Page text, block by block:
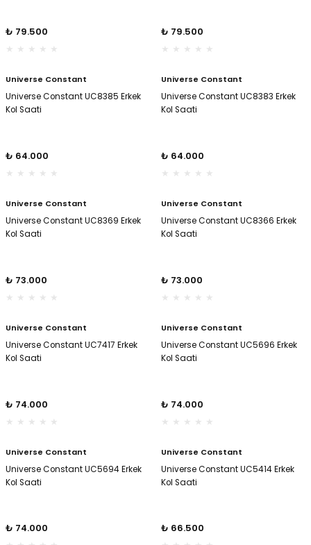
₺ 79.500 ₺ 79.500
Universe Constant
Universe Constant UC8385 Erkek
Kol Saati
₺ 64.000
Universe Constant
Universe Constant UC8383 Erkek
Kol Saati
₺ 64.000
Universe Constant
Universe Constant UC8369 Erkek
Kol Saati
₺ 73.000
Universe Constant
Universe Constant UC8366 Erkek
Kol Saati
₺ 73.000
Universe Constant
Universe Constant UC7417 Erkek
Kol Saati
₺ 74.000
Universe Constant
Universe Constant UC5696 Erkek
Kol Saati
₺ 74.000
Universe Constant
Universe Constant UC5694 Erkek
Kol Saati
₺ 74.000
Universe Constant
Universe Constant UC5414 Erkek
Kol Saati
₺ 66.500